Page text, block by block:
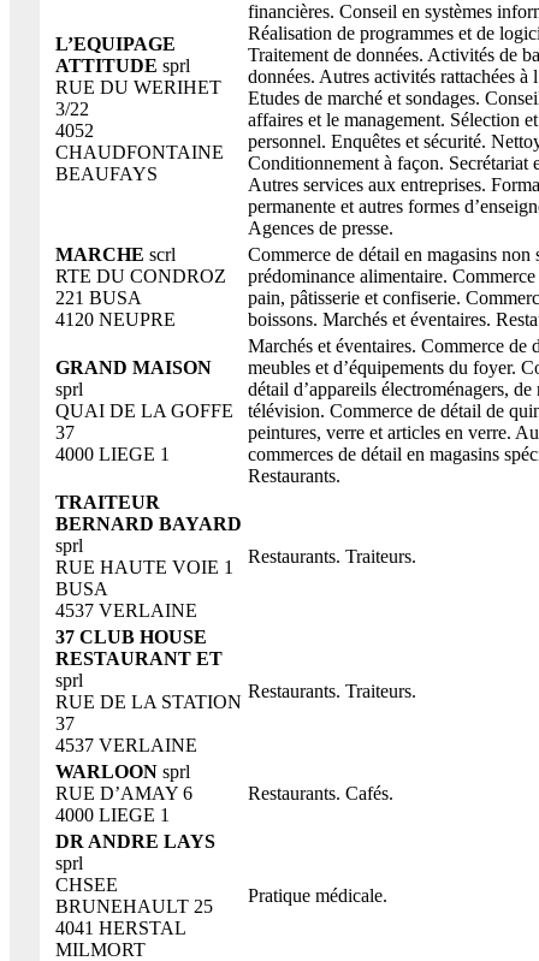
L’EQUIPAGE
ATTITUDE sprl
RUE DU WERIHET
3/22
4052
CHAUDFONTAINE
BEAUFAYS
financières. Conseil en systèmes
Réalisation de programmes et de
Traitement de données. Activités de
données. Autres activités rattachées à
Etudes de marché et sondages.
affaires et le management. Sélection
personnel. Enquêtes et sécurité.
Conditionnement à façon. Secrétariat
Autres services aux entreprises.
permanente et autres formes
Agences de presse.
MARCHE scrl
RTE DU CONDROZ
221 BUSA
4120 NEUPRE
Commerce de détail en magasins non
prédominance alimentaire.
pain, pâtisserie et confiserie.
boissons. Marchés et éventaires.
GRAND MAISON
sprl
QUAI DE LA GOFFE
37
4000 LIEGE 1
Marchés et éventaires. Commerce de
meubles et d’équipements du foyer.
détail d’appareils électroménagers, de
télévision. Commerce de détail de
peintures, verre et articles en verre.
commerces de détail en magasins
Restaurants.
TRAITEUR
BERNARD BAYARD
sprl
RUE HAUTE VOIE 1
BUSA
4537 VERLAINE
Restaurants. Traiteurs.
37 CLUB HOUSE
RESTAURANT ET
sprl
RUE DE LA STATION
37
4537 VERLAINE
Restaurants. Traiteurs.
WARLOON sprl
RUE D’AMAY 6
4000 LIEGE 1
Restaurants. Cafés.
DR ANDRE LAYS
sprl
CHSEE
BRUNEHAULT 25
4041 HERSTAL
MILMORT
Pratique médicale.